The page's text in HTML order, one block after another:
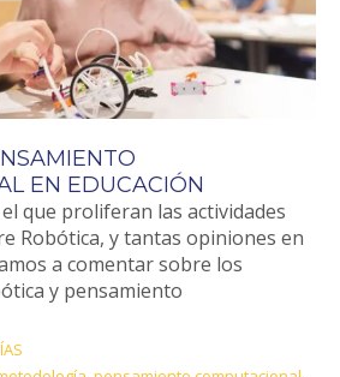
EN EDUCACIÓN
que proliferan las actividades
Robótica, y tantas opiniones en
a comentar sobre los
y pensamiento